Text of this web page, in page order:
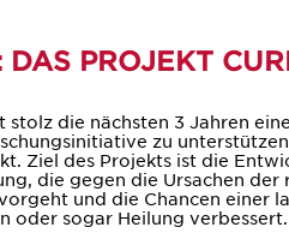
PROJEKT
stolz die nächsten 3 Jahren
zu
Ziel des Projekts ist die
die gegen die Ursachen der
und die Chancen einer
oder sogar Heilung verbessert.